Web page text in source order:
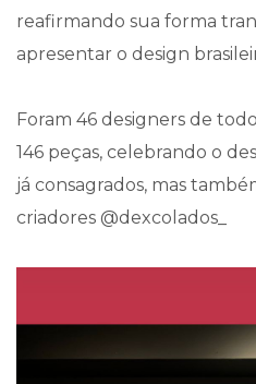
reafirmando sua forma
apresentar o design
Foram 46 designers de
146 peças, celebrando o
já consagrados, mas
criadores @dexcolados_